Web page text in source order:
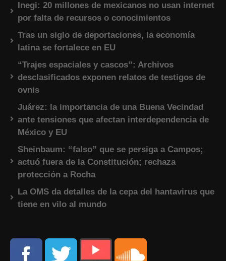
Inegi: 20 millones de mexicanos no usan internet
por falta de recursos o conocimientos
Tras un siglo de deportaciones, la economía
latina se fortalece en EU
“Trajes espaciales y cascos”: Archivos
desclasificados exponen relatos de testigos de
ovnis
Juárez: la importancia de una Buena Vecindad
ante tensiones que afectan interdependencia de
México y EU
Sheinbaum: “falso” que se persiga a Campos;
actuó fuera de la Constitución; rechaza
protección a Rocha
La OMS da detalles de la cepa del hantavirus que
tiene en vilo al mundo